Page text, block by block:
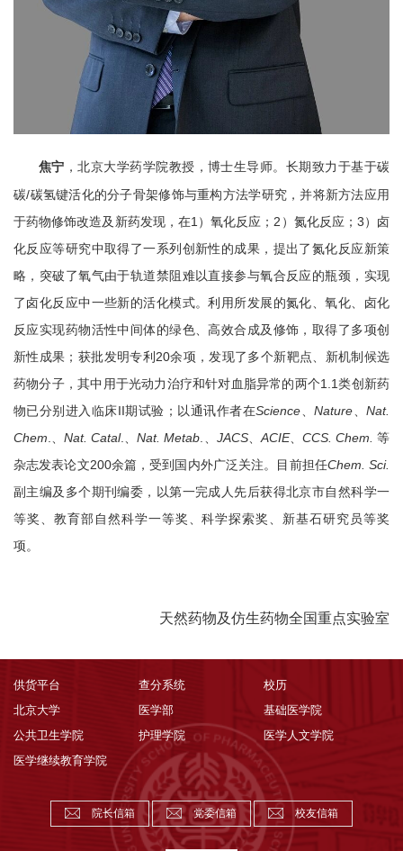
焦宁 ，北京大学药学院教授，博士生导师。长期致力于基于碳
碳/碳氢键活化的分子骨架修饰与重构方法学研究，并将新方法应用
于药物修饰改造及新药发现，在1）氧化反应；2）氮化反应；3）卤
化反应等研究中取得了一系列创新性的成果，提出了氮化反应新策
略，突破了氧气由于轨道禁阻难以直接参与氧合反应的瓶颈，实现
了卤化反应中一些新的活化模式。利用所发展的氮化、氧化、卤化
反应实现药物活性中间体的绿色、高效合成及修饰，取得了多项创
新性成果；获批发明专利20余项，发现了多个新靶点、新机制候选
药物分子，其中用于光动力治疗和针对血脂异常的两个1.1类创新药
物已分别进入临床II期试验；以通讯作者在Science、Nature、Nat.
Chem.、Nat. Catal.、Nat. Metab.、 JACS、ACIE、 CCS. Chem.等
杂志发表论文200余篇，受到国内外广泛关注。目前担任Chem. Sci.
副主编及多个期刊编委，以第一完成人先后获得北京市自然科学一
等奖、教育部自然科学一等奖、科学探索奖、新基石研究员等奖
项。
天然药物及仿生药物全国重点实验室
供货平台 查分系统
校历
北京大学
医学部
基础医学院
公共卫生学院
护理学院
医学人文学院
医学继续教育学院
院长信箱 党委信箱 校友信箱